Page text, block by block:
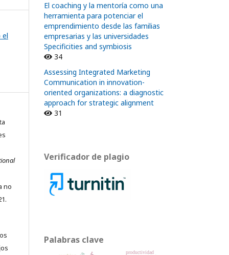
el
no
El coaching y la mentoría como una
herramienta para potenciar el
emprendimiento desde las familias
empresarias y las universidades
Specificities and symbiosis
34
Assessing Integrated Marketing
Communication in innovation-
oriented organizations: a diagnostic
approach for strategic alignment
31
Verificador de plagio
Palabras clave
productividad